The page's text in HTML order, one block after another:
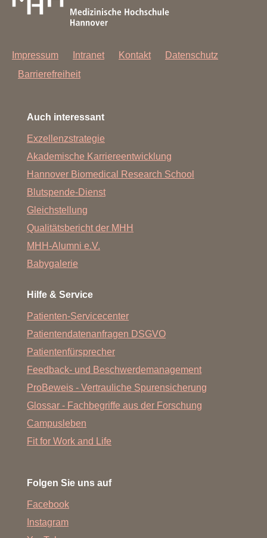
Impressum Intranet Kontakt
Datenschutz
Barrierefreiheit
Auch interessant
Exzellenzstrategie
Akademische Karriereentwicklung
Hannover Biomedical Research School
Blutspende-Dienst
Gleichstellung
Qualitätsbericht der MHH
MHH-Alumni e.V.
Babygalerie
Hilfe & Service
Patienten-Servicecenter
Patientendatenanfragen DSGVO
Patientenfürsprecher
Feedback- und Beschwerdemanagement
ProBeweis - Vertrauliche Spurensicherung
Glossar - Fachbegriffe aus der Forschung
Campusleben
Fit for Work and Life
Folgen Sie uns auf
Facebook
Instagram